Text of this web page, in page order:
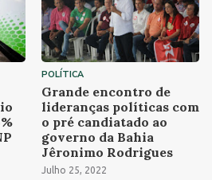
POLÍTICA
Grande encontro de
lideranças políticas com
o pré candiatado ao
governo da Bahia
Jêronimo Rodrigues
Julho 25, 2022